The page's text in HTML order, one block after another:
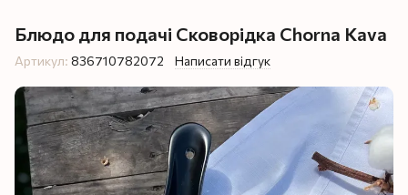
Блюдо для подачі Сковорідка Chorna Kava
Артикул: 836710782072 Написати відгук